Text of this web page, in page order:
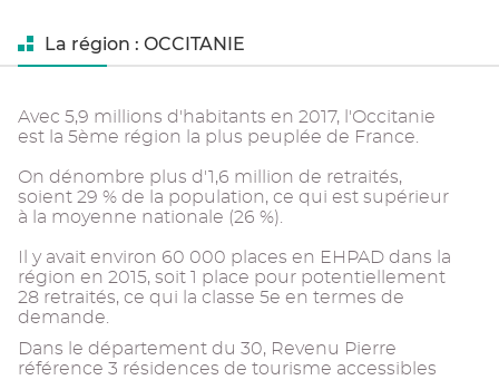
La région : OCCITANIE
Avec 5,9 millions d'habitants en 2017, l'Occitanie
est la 5ème région la plus peuplée de France.
On dénombre plus d'1,6 million de retraités,
soient 29 % de la population, ce qui est supérieur
à la moyenne nationale (26 %).
Il y avait environ 60 000 places en EHPAD dans la
région en 2015, soit 1 place pour potentiellement
28 retraités, ce qui la classe 5e en termes de
demande.
Dans le département du 30, Revenu Pierre
référence 3 résidences de tourisme accessibles